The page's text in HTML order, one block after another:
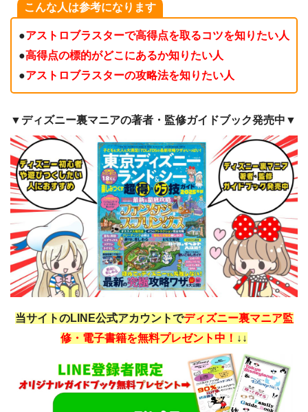
こんな人は参考になります
●アストロブラスターで高得点を取るコツを知りたい人
●高得点の標的がどこにあるか知りたい人
●アストロブラスターの攻略法を知りたい人
▼ディズニー裏マニアの著者・監修ガイドブック発売中▼
当サイトのLINE公式アカウントでディズニー裏マニア監
修・電子書籍を無料プレゼント中！ ↓↓